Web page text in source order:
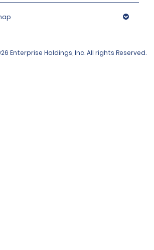
Enterprise Holdings, Inc. All rights Reserved.